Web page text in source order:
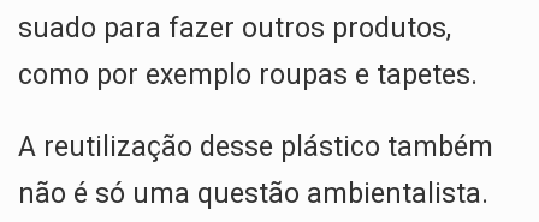
suado para fazer outros produtos,
como por exemplo roupas e tapetes.
A reutilização desse plástico também
não é só uma questão ambientalista.